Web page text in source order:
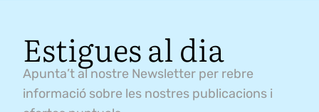
Estigues al dia
Apunta’t al nostre Newsletter per rebre
informació sobre les nostres publicacions i